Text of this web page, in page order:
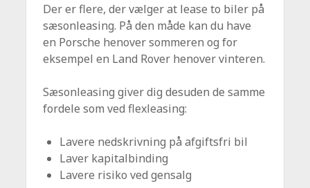
Der er flere, der vælger at lease to biler på
sæsonleasing. På den måde kan du have
en Porsche henover sommeren og for
eksempel en Land Rover henover vinteren.
Sæsonleasing giver dig desuden de samme
fordele som ved flexleasing:
Lavere nedskrivning på afgiftsfri bil
Laver kapitalbinding
Lavere risiko ved gensalg